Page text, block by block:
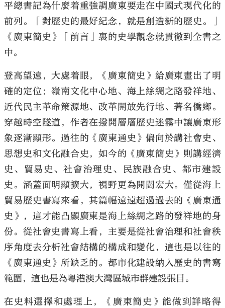
平總書記為什麼着重強調廣東要走在中國式現代化的
前列。「對歷史的最好紀念，就是創造新的歷史。」
《廣東簡史》「前言」裏的史學觀念就貫徹到全書之
中。
登高望遠，大處着眼，《廣東簡史》給廣東畫出了明
確的定位：嶺南文化中心地、海上絲綢之路發祥地、
近代民主革命策源地、改革開放先行地、著名僑鄉。
穿越時空隧道，作者在撥開層層歷史迷霧中讓廣東形
象逐漸顯形。過往的《廣東通史》偏向於講社會史、
思想史和文化融合史，如今的《廣東簡史》則講經濟
史、貿易史、社會治理史、民族融合史、都市建設
史。涵蓋面明顯擴大，視野更為開闊宏大。僅從海上
貿易歷史書寫來看，其篇幅遠遠超過過去的《廣東通
史》，這才能凸顯廣東是海上絲綢之路的發祥地的身
份。從社會史書寫上看，主要是從社會治理和社會秩
序角度去分析社會結構的構成和變化，這也是以往的
《廣東通史》所缺乏的。都市化建設納入歷史的書寫
範圍，這也是為粵港澳大灣區城市群建設張目。
在史料選擇和處理上，《廣東簡史》能做到詳略得